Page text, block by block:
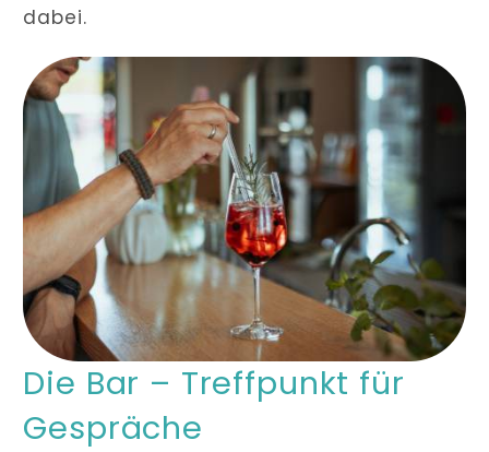
dabei.
Die Bar – Treffpunkt für
Gespräche